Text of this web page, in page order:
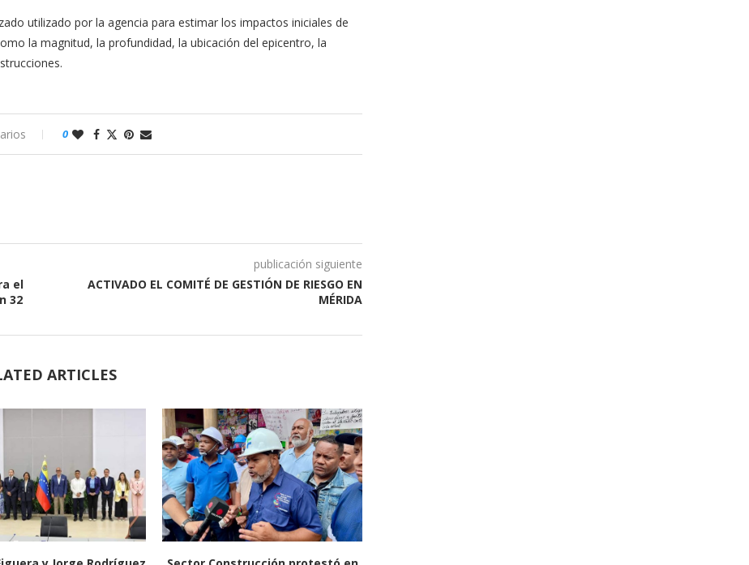
utilizado por la agencia para estimar los impactos iniciales de
la magnitud, la profundidad, la ubicación del epicentro, la
0
el
32
publicación siguiente
ACTIVADO EL COMITÉ DE GESTIÓN DE RIESGO EN
MÉRIDA
ARTICLES